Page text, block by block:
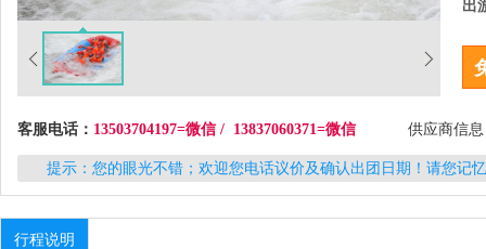
出
客服电话： 13503704197=微信 / 13837060371=微信 供应商信
提示：您的眼光不错；欢迎您电话议价及确认出团日期！请您记
行程说明